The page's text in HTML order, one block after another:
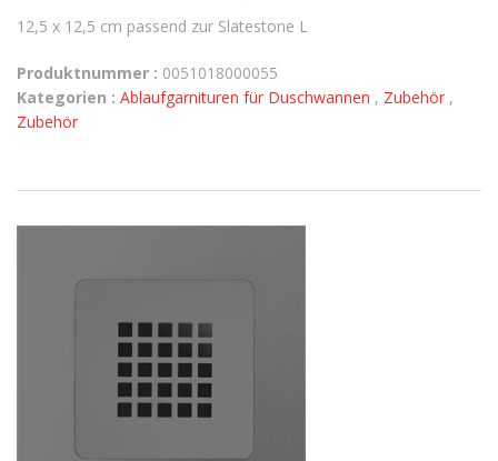
12,5 x 12,5 cm passend zur Slatestone L
Produktnummer : 0051018000055
Kategorien : Ablaufgarnituren für Duschwannen , Zubehör ,
Zubehör